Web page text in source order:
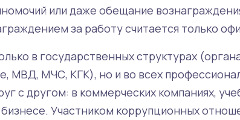
или даже обещание
за работу считается только
в государственных структурах
МВД, МЧС, КГК), но и во всех
с другом: в коммерческих компаниях,
Участником коррупционных